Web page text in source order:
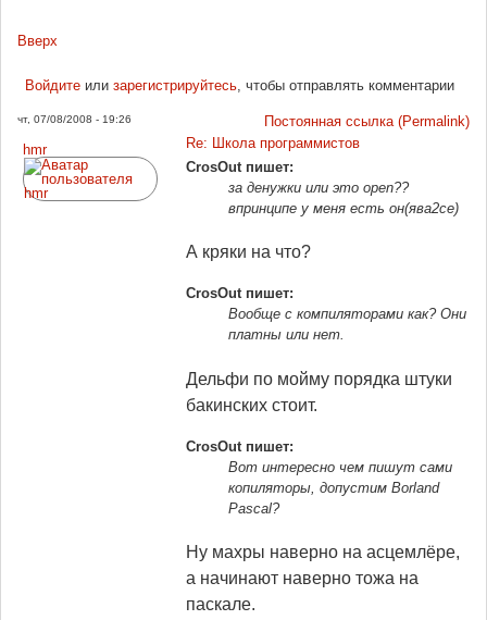
Вверх
Войдитеили зарегистрируйтесь, чтобы отправлять комментарии
чт, 07/08/2008 - 19:26
Постоянная ссылка (Permalink)
hmr
Re: Школа программистов
CrosOut пишет:
за денужки или это open??
впринципе у меня есть он(ява2се)
А кряки на что?
CrosOut пишет:
Вообще с компиляторами как? Они
платны или нет.
Дельфи по мойму порядка штуки
бакинских стоит.
CrosOut пишет:
Вот интересно чем пишут сами
копиляторы, допустим Borland
Pascal?
Ну махры наверно на асцемлёре,
а начинают наверно тожа на
паскале.